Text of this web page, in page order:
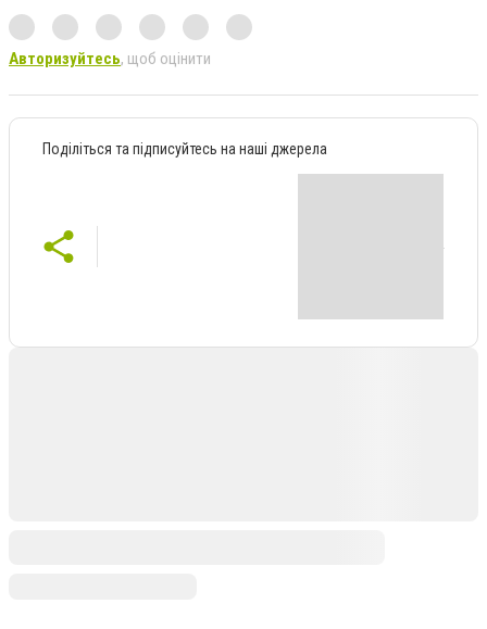
Авторизуйтесь, щоб оцінити
Поділіться та підписуйтесь на наші джерела